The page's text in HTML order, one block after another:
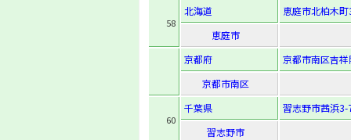
58
北海道
恵庭市北柏木
恵庭市
京都府
京都市南区吉
京都市南区
60
千葉県
習志野市茜浜3-
習志野市